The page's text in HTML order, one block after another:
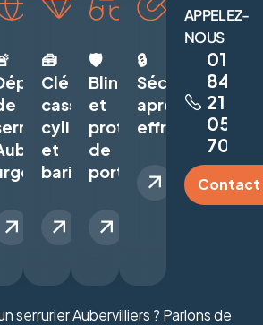
🧰
Clé
cassée,
cylindre
et
barillet
🛡️
Blindage
et
protection
de
porte
🔒
Sécurisation
après
effraction
APPELEZ-
NOUS
01
84
21
05
70
Contact
serrurier Aubervilliers ? Parlons de